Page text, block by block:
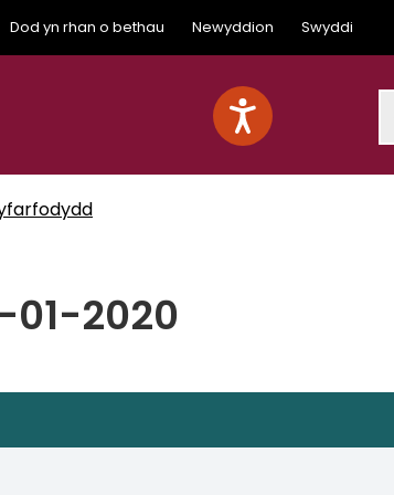
Dod yn rhan o bethau Newyddion Swyddi
01-2020